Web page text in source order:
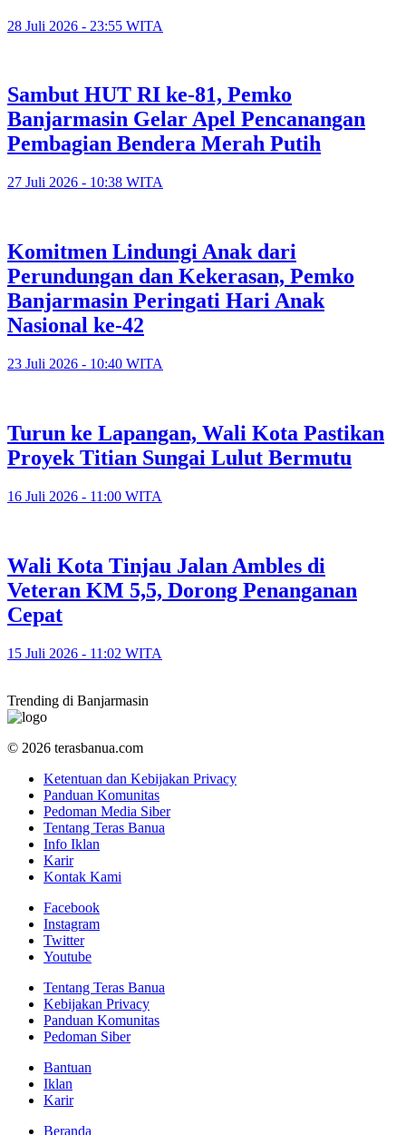
28 Juli 2026 - 23:55 WITA
Sambut HUT RI ke-81, Pemko
Banjarmasin Gelar Apel Pencanangan
Pembagian Bendera Merah Putih
27 Juli 2026 - 10:38 WITA
Komitmen Lindungi Anak dari
Perundungan dan Kekerasan, Pemko
Banjarmasin Peringati Hari Anak
Nasional ke-42
23 Juli 2026 - 10:40 WITA
Turun ke Lapangan, Wali Kota Pastikan
Proyek Titian Sungai Lulut Bermutu
16 Juli 2026 - 11:00 WITA
​Wali Kota Tinjau Jalan Ambles di
Veteran KM 5,5, Dorong Penanganan
Cepat
15 Juli 2026 - 11:02 WITA
Trending di Banjarmasin
© 2026 terasbanua.com
Ketentuan dan Kebijakan Privacy
Panduan Komunitas
Pedoman Media Siber
Tentang Teras Banua
Info Iklan
Karir
Kontak Kami
Facebook
Instagram
Twitter
Youtube
Tentang Teras Banua
Kebijakan Privacy
Panduan Komunitas
Pedoman Siber
Bantuan
Iklan
Karir
Beranda